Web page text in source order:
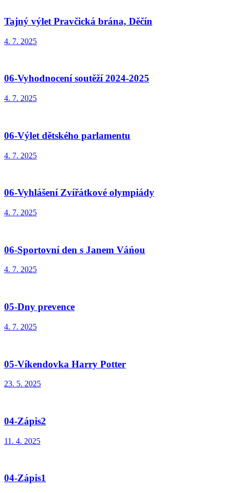
Tajný výlet Pravčická brána, Děčín
4. 7. 2025
06-Vyhodnocení soutěží 2024-2025
4. 7. 2025
06-Výlet dětského parlamentu
4. 7. 2025
06-Vyhlášení Zvířátkové olympiády
4. 7. 2025
06-Sportovní den s Janem Váńou
4. 7. 2025
05-Dny prevence
4. 7. 2025
05-Víkendovka Harry Potter
23. 5. 2025
04-Zápis2
11. 4. 2025
04-Zápis1